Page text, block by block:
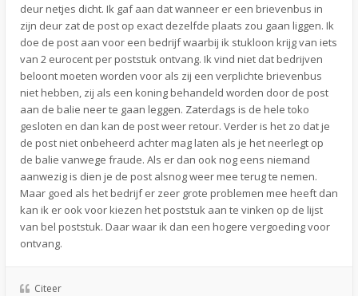
deur netjes dicht. Ik gaf aan dat wanneer er een brievenbus in
zijn deur zat de post op exact dezelfde plaats zou gaan liggen. Ik
doe de post aan voor een bedrijf waarbij ik stukloon krijg van iets
van 2 eurocent per poststuk ontvang. Ik vind niet dat bedrijven
beloont moeten worden voor als zij een verplichte brievenbus
niet hebben, zij als een koning behandeld worden door de post
aan de balie neer te gaan leggen. Zaterdags is de hele toko
gesloten en dan kan de post weer retour. Verder is het zo dat je
de post niet onbeheerd achter mag laten als je het neerlegt op
de balie vanwege fraude. Als er dan ook nog eens niemand
aanwezig is dien je de post alsnog weer mee terug te nemen.
Maar goed als het bedrijf er zeer grote problemen mee heeft dan
kan ik er ook voor kiezen het poststuk aan te vinken op de lijst
van bel poststuk. Daar waar ik dan een hogere vergoeding voor
ontvang.
Citeer